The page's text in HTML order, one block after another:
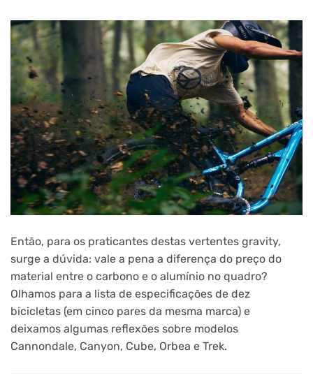
Então, para os praticantes destas vertentes gravity,
surge a dúvida: vale a pena a diferença do preço do
material entre o carbono e o alumínio no quadro?
Olhamos para a lista de especificações de dez
bicicletas (em cinco pares da mesma marca) e
deixamos algumas reflexões sobre modelos
Cannondale, Canyon, Cube, Orbea e Trek.